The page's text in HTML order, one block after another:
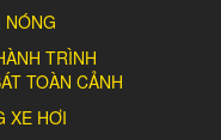
NÓNG
TRÌNH
TOÀN CẢNH
XE HƠI